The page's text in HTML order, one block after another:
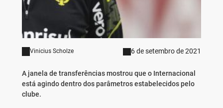
Vinicius Scholze 6 de setembro de 2021
A janela de transferências mostrou que o Internacional
está agindo dentro dos parâmetros estabelecidos pelo
clube.